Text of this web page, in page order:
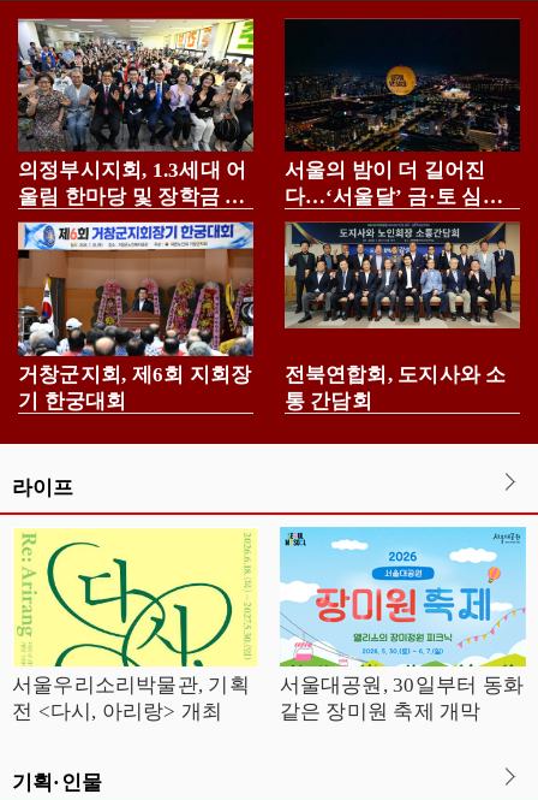
의정부시지회, 1.3세대 어
울림 한마당 및 장학금 전
달식 개최
서울의 밤이 더 길어진
다…‘서울달’ 금·토 심야
운영
거창군지회, 제6회 지회장
기 한궁대회
전북연합회, 도지사와 소
통 간담회
라이프
서울우리소리박물관, 기획
전 <다시, 아리랑> 개최
서울대공원, 30일부터 동화
같은 장미원 축제 개막
기획·인물